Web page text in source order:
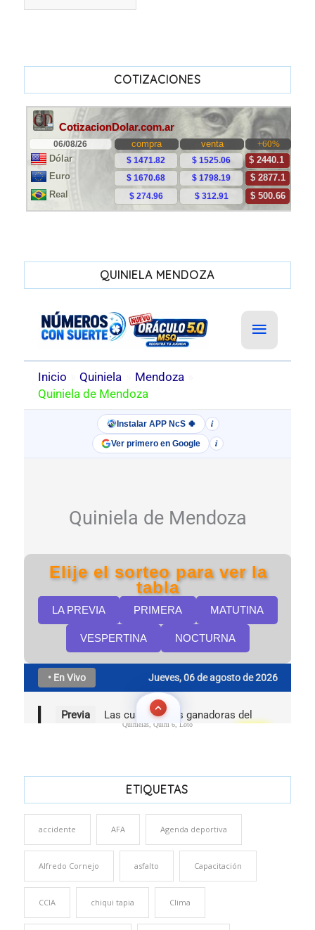
COTIZACIONES
QUINIELA MENDOZA
Quinielas, Quini 6, Loto
ETIQUETAS
accidente AFA Agenda deportiva
Alfredo Cornejo asfalto Capacitación
CCIA chiqui tapia Clima